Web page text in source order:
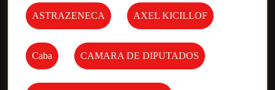
ASTRAZENECA AXEL KICILLOF
Caba CAMARA DE DIPUTADOS